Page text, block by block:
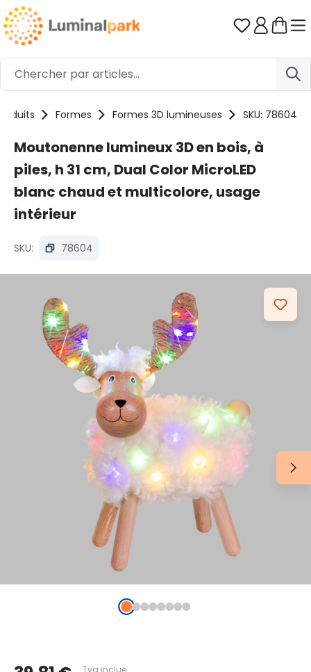
Passer au contenu principal Vous avez
Formes Formes 3D lumineuses SKU: 78604
Moutonenne lumineux 3D en bois, à
piles, h 31 cm, Dual Color MicroLED
blanc chaud et multicolore, usage
intérieur
SKU: 78604